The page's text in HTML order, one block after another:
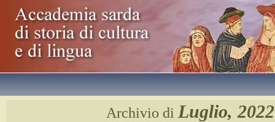
Archivio di Luglio, 2022